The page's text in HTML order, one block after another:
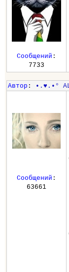
Сообщений :
7733
Автор : •.♥.•°
Сообщений :
63661